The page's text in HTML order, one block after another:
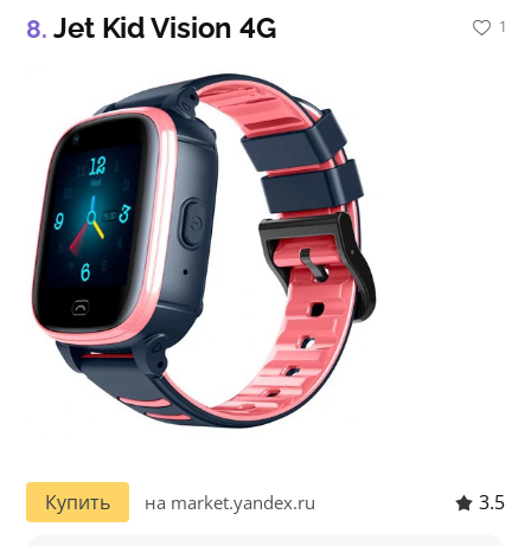
1
Jet Kid Vision 4G
Купить на market.yandex.ru 3.5